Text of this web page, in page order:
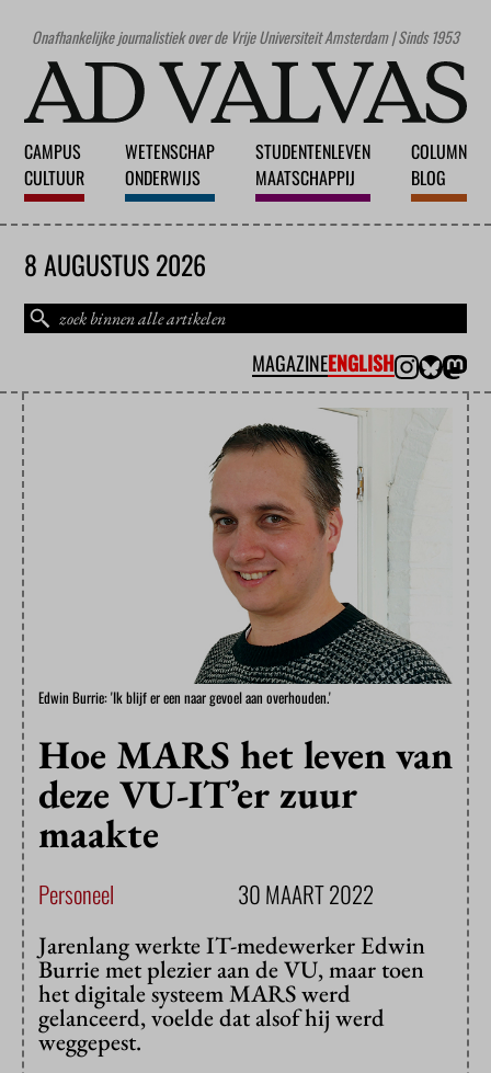
Onafhankelijke journalistiek over de Vrije Universiteit Amsterdam | Sinds 1953
CAMPUS
CULTUUR
WETENSCHAP
ONDERWIJS
STUDENTENLEVEN
MAATSCHAPPIJ
COLUMN
BLOG
8 AUGUSTUS 2026
MAGAZINEENGLISH
Edwin Burrie: 'Ik blijf er een naar gevoel aan overhouden.'
Hoe MARS het leven van
deze VU-IT’er zuur
maakte
Personeel 30 MAART 2022
Jarenlang werkte IT-medewerker Edwin
Burrie met plezier aan de VU, maar toen
het digitale systeem MARS werd
gelanceerd, voelde dat alsof hij werd
weggepest.